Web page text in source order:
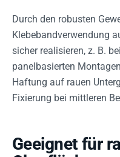
Durch den robusten
Klebebandverwendung
sicher realisieren, z. B.
panelbasierten
Haftung auf rauen
Fixierung bei mittleren
Geeignet für